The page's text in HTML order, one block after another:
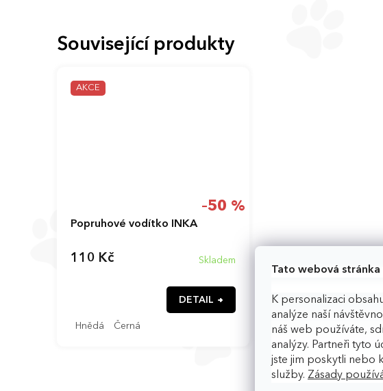
Tato webová stránka
K personalizaci
analýze naší
náš web používáte,
analýzy. Partneři tyto
jste jim poskytli nebo
služby. Zásady
Související produkty
AKCE
–50 %
Popruhové vodítko INKA
Skladem
110 Kč
DETAIL
Hnědá Černá